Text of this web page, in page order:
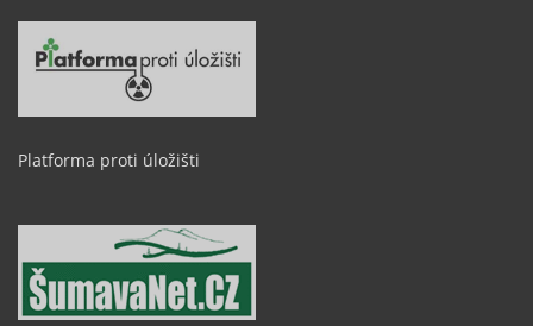
Platforma proti úložišti